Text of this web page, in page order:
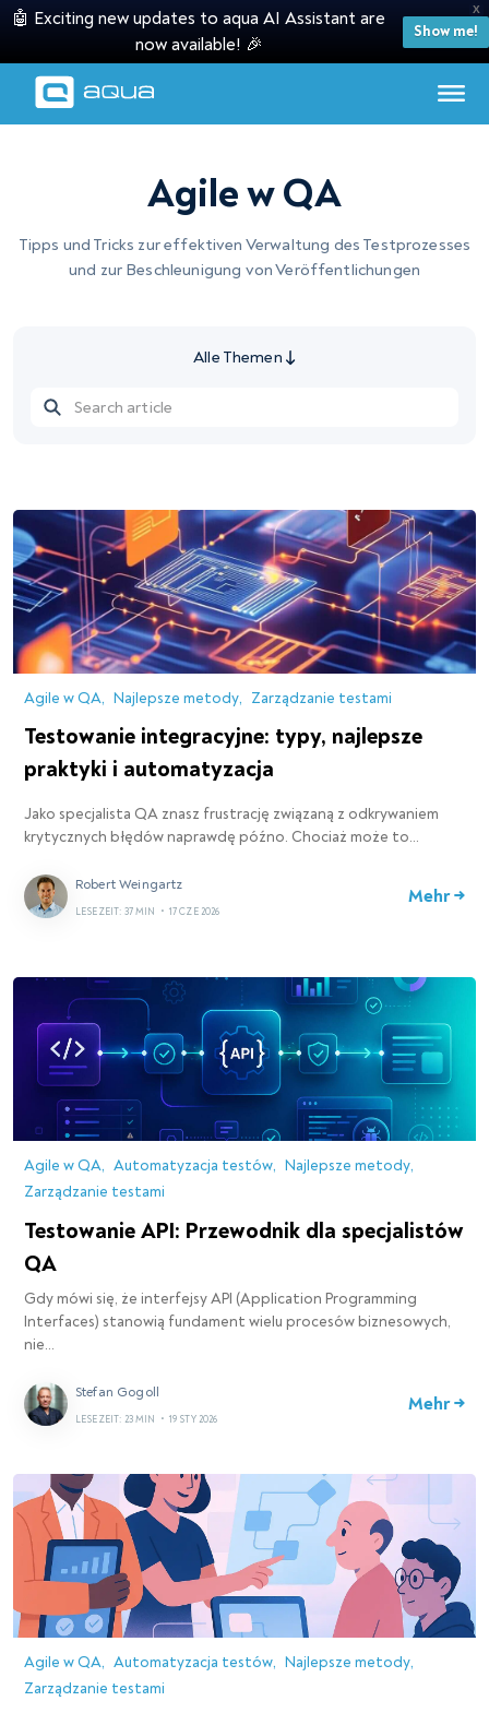
X
🤖 Exciting new updates to aqua AI Assistant are
now available! 🎉
Show me!
Agile w QA
Tipps und Tricks zur effektiven Verwaltung des Testprozesses
und zur Beschleunigung von Veröffentlichungen
Alle Themen
Agile w QA Najlepsze metody Zarządzanie testami
Testowanie integracyjne: typy, najlepsze
praktyki i automatyzacja
Jako specjalista QA znasz frustrację związaną z odkrywaniem
krytycznych błędów naprawdę późno. Chociaż może to…
Robert Weingartz
LESEZEIT: 37 MIN • 17 CZE 2026
Mehr →
Agile w QA Automatyzacja testów
Najlepsze metody
Zarządzanie testami
Testowanie API: Przewodnik dla specjalistów
QA
Gdy mówi się, że interfejsy API (Application Programming
Interfaces) stanowią fundament wielu procesów biznesowych,
nie…
Stefan Gogoll
LESEZEIT: 23 MIN • 19 STY 2026
Mehr →
Agile w QA Automatyzacja testów
Najlepsze metody
Zarządzanie testami